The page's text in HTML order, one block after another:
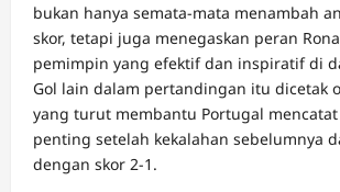
bukan hanya semata-mata menambah
skor, tetapi juga menegaskan peran
pemimpin yang efektif dan inspiratif di
Gol lain dalam pertandingan itu dicetak
yang turut membantu Portugal
penting setelah kekalahan sebelumnya
dengan skor 2-1.